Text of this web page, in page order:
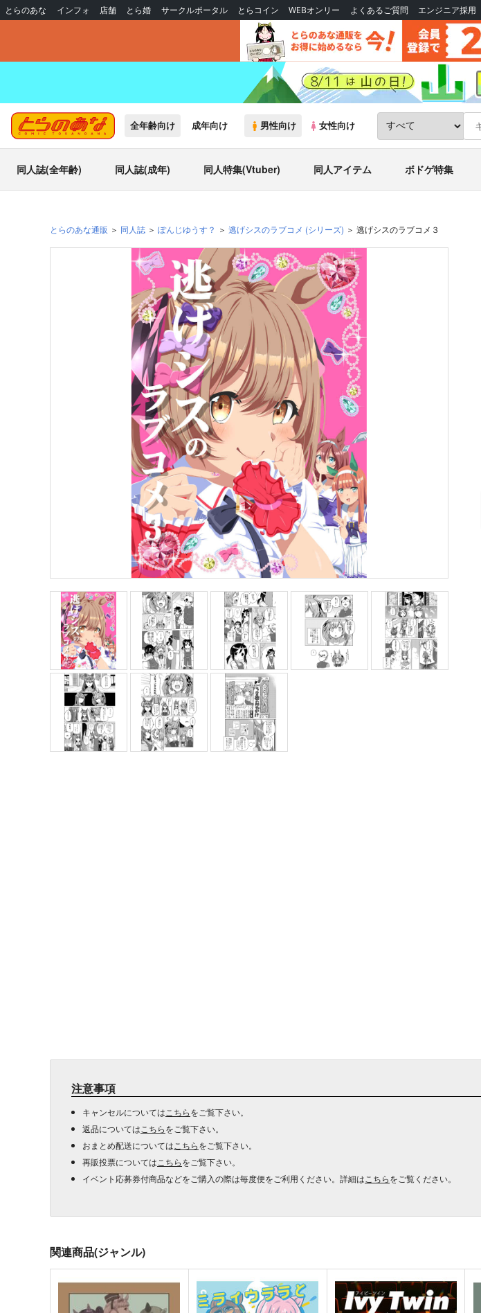
とらのあな インフォ 店舗 とら婚 サークルポータル とらコイン WEBオンリー よくあるご質問 エンジニア採用
全年齢向け 成年向け 男性向け 女性向け
同人誌(全年齢) 同人誌(成年) 同人特集(Vtuber) 同人アイテム ボドゲ特集
とらのあな通販 同人誌 ぽんじゆうす？ 逃げシスのラブコメ (シリーズ) 逃げシスのラブコメ３
注意事項
キャンセルについては こちらをご覧下さい。
返品については こちらをご覧下さい。
おまとめ配送については こちらをご覧下さい。
再販投票については こちらをご覧下さい。
イベント応募券付商品などをご購入の際は毎度便をご利用ください。詳細は こちらをご覧ください。
関連商品(ジャンル)